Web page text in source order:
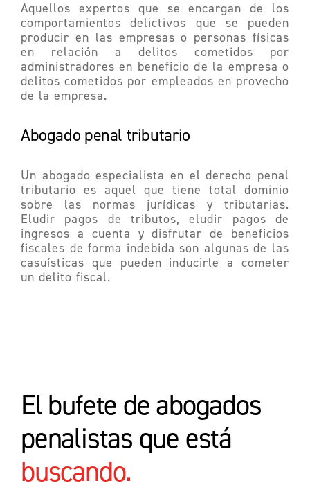
Aquellos expertos que se encargan de los
comportamientos delictivos que se pueden
producir en las empresas o personas físicas
en relación a delitos cometidos por
administradores en beneficio de la empresa o
delitos cometidos por empleados en provecho
de la empresa.
Abogado penal tributario
Un abogado especialista en el derecho penal
tributario es aquel que tiene total dominio
sobre las normas jurídicas y tributarias.
Eludir pagos de tributos, eludir pagos de
ingresos a cuenta y disfrutar de beneficios
fiscales de forma indebida son algunas de las
casuísticas que pueden inducirle a cometer
un delito fiscal.
El bufete de abogados
penalistas que está
buscando.